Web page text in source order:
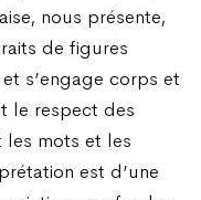
nous présente,
de figures
s’engage corps et
le respect des
les mots et les
est d’une